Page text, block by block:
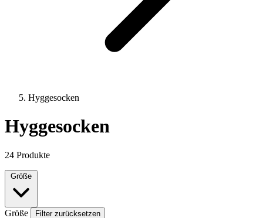
Hyggesocken
Hyggesocken
24 Produkte
Größe
Größe Filter zurücksetzen